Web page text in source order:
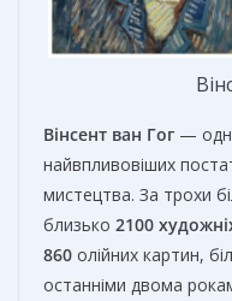
Вінсент ван Гог —
найвпливовіших
мистецтва. За трохи
близько 2100
860 олійних картин,
останніми двома